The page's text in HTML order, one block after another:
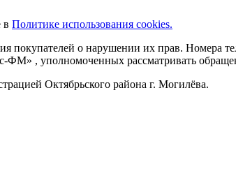
в Политике использования cookies.
покупателей о нарушении их прав. Номера
, уполномоченных рассматривать
Октябрьского района г. Могилёва.